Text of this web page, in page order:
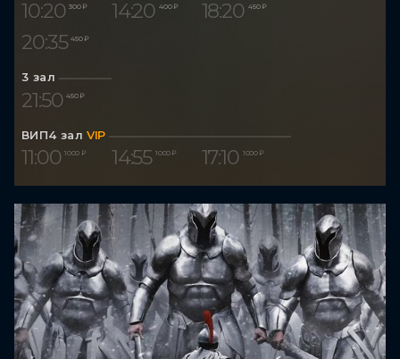
10:20 300 ₽ 14:20 400 ₽ 18:20 450 ₽
20:35 450 ₽
3 зал
21:50 450 ₽
ВИП4 зал VIP
11:00 1 000 ₽ 14:55 1 000 ₽ 17:10 1 000 ₽